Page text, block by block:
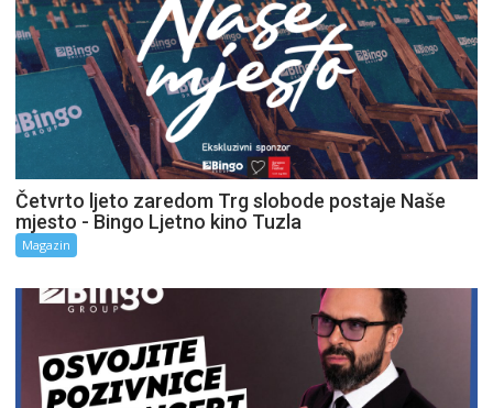
Četvrto ljeto zaredom Trg slobode postaje Naše
mjesto - Bingo Ljetno kino Tuzla
Magazin